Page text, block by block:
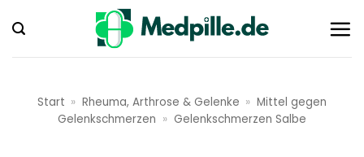
Inhalt
springen
Start » Rheuma, Arthrose & Gelenke » Mittel gegen
Gelenkschmerzen » Gelenkschmerzen Salbe